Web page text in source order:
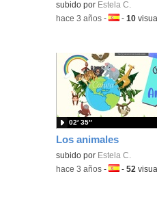
Contenido educativo.
subido por Estela C.
-hace 3 años -Idioma:
-10
Los animales
Contenido educativo.
subido por Estela C.
02′ 35″
-hace 3 años -Idioma:
-52